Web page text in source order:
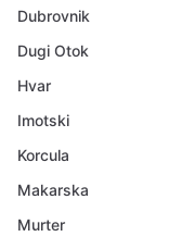
Dubrovnik
Dugi Otok
Hvar
Imotski
Korcula
Makarska
Murter